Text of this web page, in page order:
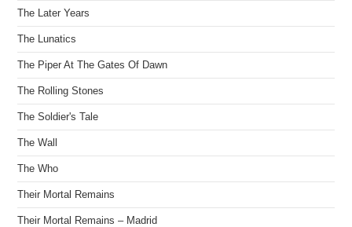
The Later Years
The Lunatics
The Piper At The Gates Of Dawn
The Rolling Stones
The Soldier's Tale
The Wall
The Who
Their Mortal Remains
Their Mortal Remains – Madrid